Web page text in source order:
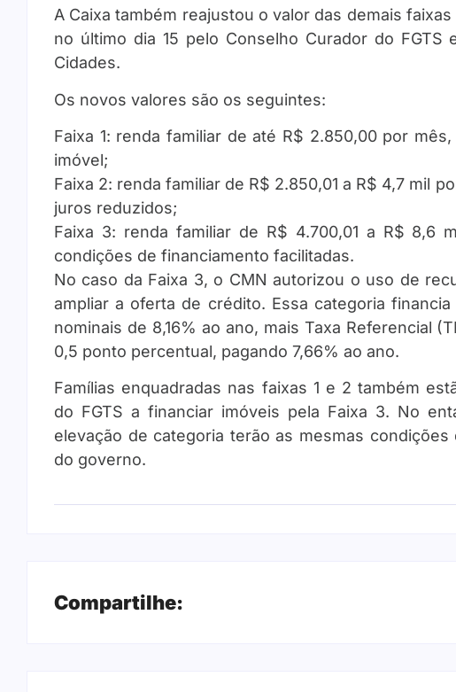
A Caixa também reajustou o valor das demais
no último dia 15 pelo Conselho Curador do
Cidades.
Os novos valores são os seguintes:
Faixa 1: renda familiar de até R$ 2.850,00 por
imóvel;
Faixa 2: renda familiar de R$ 2.850,01 a R$ 4,7 mil
juros reduzidos;
Faixa 3: renda familiar de R$ 4.700,01 a R$ 8,6
condições de financiamento facilitadas.
No caso da Faixa 3, o CMN autorizou o uso de
ampliar a oferta de crédito. Essa categoria
nominais de 8,16% ao ano, mais Taxa Referencial
0,5 ponto percentual, pagando 7,66% ao ano.
Famílias enquadradas nas faixas 1 e 2 também
do FGTS a financiar imóveis pela Faixa 3. No
elevação de categoria terão as mesmas
do governo.
Compartilhe: